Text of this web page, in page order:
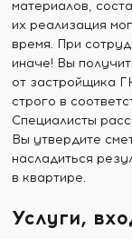
материалов,
их реализация
время. При
иначе! Вы
от застройщика
строго в
Специалисты
Вы утвердите
насладиться
в квартире.
Услуги,